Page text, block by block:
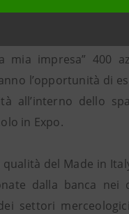
mia impresa” 400
l’opportunità di
all’interno dello
in Expo.
qualità del Made in
dalla banca
settori